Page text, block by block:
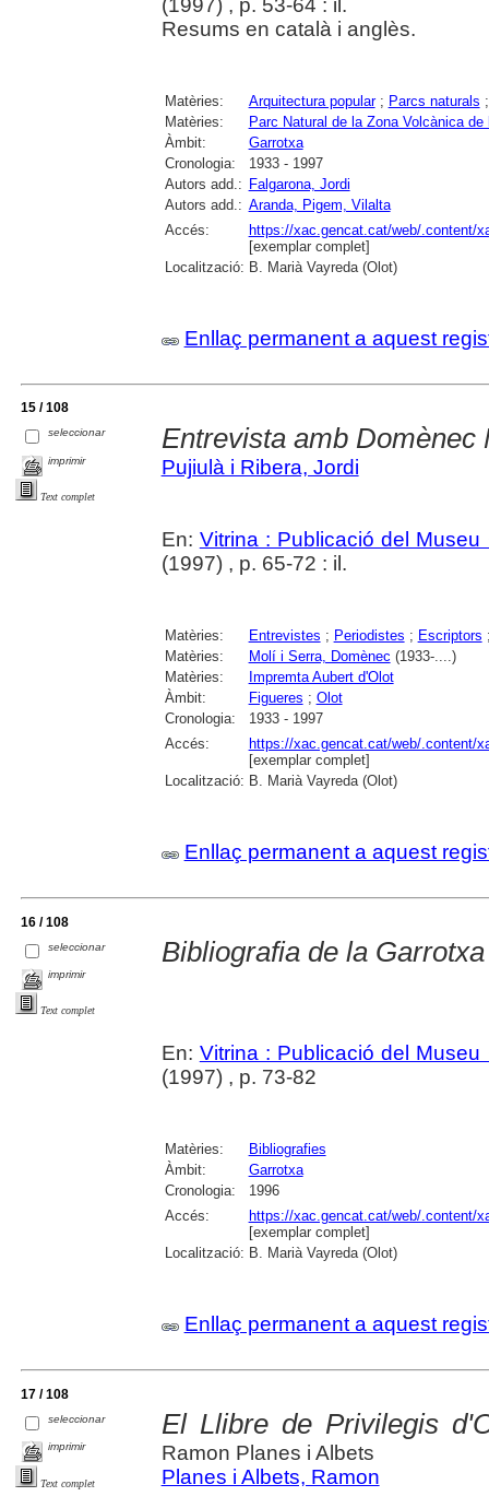
Resums en català i anglès.
Matèries: Arquitectura popular; Parcs naturals
Matèries:
Parc Natural de la Zona Volcànica de
Àmbit:
Garrotxa
Cronologia:
1933 - 1997
Autors add.: Falgarona, Jordi
Autors add.: Aranda, Pigem, Vilalta
Accés:
https://xac.gencat.cat/web/.content/
[exemplar complet]
Localització: B. Marià Vayreda (Olot)
Enllaç permanent a aquest
15 / 108
seleccionar
imprimir
Text complet
Entrevista amb Domènec
Pujiulà i Ribera, Jordi
En: Vitrina : Publicació del
(1997) , p. 65-72 : il.
Matèries: Entrevistes ; Periodistes ; Escriptors
Matèries:
Molí i Serra, Domènec (1933-....)
Matèries:
Impremta Aubert d'Olot
Àmbit:
Figueres ; Olot
Cronologia:
1933 - 1997
Accés:
https://xac.gencat.cat/web/.content/
[exemplar complet]
Localització: B. Marià Vayreda (Olot)
Enllaç permanent a aquest
16 / 108
seleccionar
imprimir
Text complet
Bibliografia de la
En: Vitrina : Publicació del
(1997) , p. 73-82
Matèries:
Bibliografies
Àmbit:
Garrotxa
Cronologia:
1996
Accés:
https://xac.gencat.cat/web/.content/
[exemplar complet]
Localització: B. Marià Vayreda (Olot)
Enllaç permanent a aquest
17 / 108
seleccionar
imprimir
Text complet
El Llibre de Privilegis
Ramon Planes i Albets
Planes i Albets, Ramon